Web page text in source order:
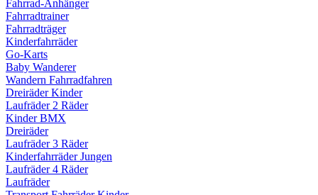
Fahrrad-Anhänger
Fahrradtrainer
Fahrradträger
Kinderfahrräder
Go-Karts
Baby Wanderer
Wandern Fahrradfahren
Dreiräder Kinder
Laufräder 2 Räder
Kinder BMX
Dreiräder
Laufräder 3 Räder
Kinderfahrräder Jungen
Laufräder 4 Räder
Laufräder